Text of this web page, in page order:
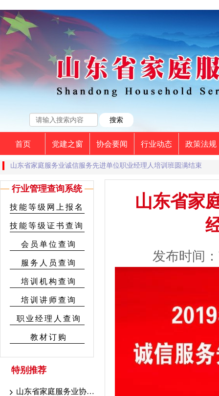
首页 党建之窗 协会要闻 行业动态 政策法规
山东省家庭服务业诚信服务先进单位职业经理人培训班圆满结束
行业管理查询系统
技能等级网上报名
技能等级证书查询
会员单位查询
服务人员查询
培训机构查询
培训讲师查询
职业经理人查询
教材订购
特别推荐
山东省家庭服务业协会7.18-19联考证书颁发公示
山东省家
发布时间